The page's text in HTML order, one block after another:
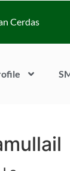
Cerdas